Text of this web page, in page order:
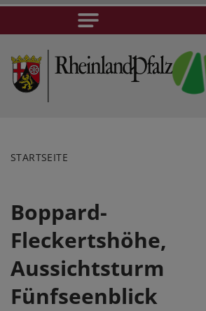
STARTSEITE
Boppard-
Fleckertshöhe,
Aussichtsturm
Fünfseenblick